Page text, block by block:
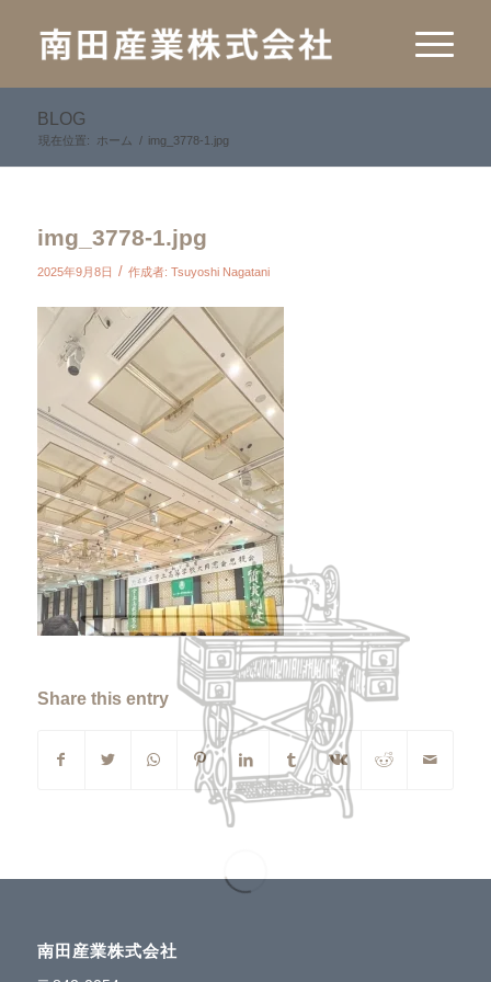
BLOG
現在位置: ホーム / img_3778-1.jpg
img_3778-1.jpg
2025年9月8日 / 作成者: Tsuyoshi Nagatani
Share this entry
南田産業株式会社